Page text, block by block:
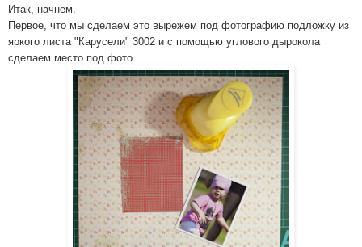
Итак, начнем.
Первое, что мы сделаем это вырежем под фотографию­ подложку из
яркого листа "Карусели"­ 3002 и с помощью углового дырокола
сделаем место под фото.